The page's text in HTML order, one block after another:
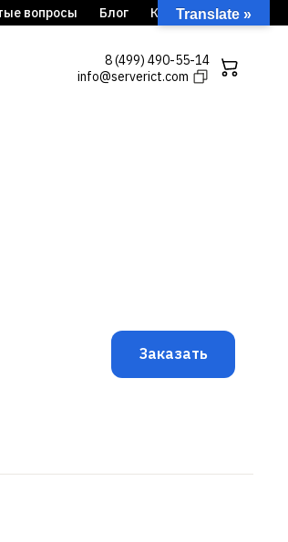
вопросы Блог Кейсы
8 (499) 490-55-14
info@serverict.com
Заказать
Translate »